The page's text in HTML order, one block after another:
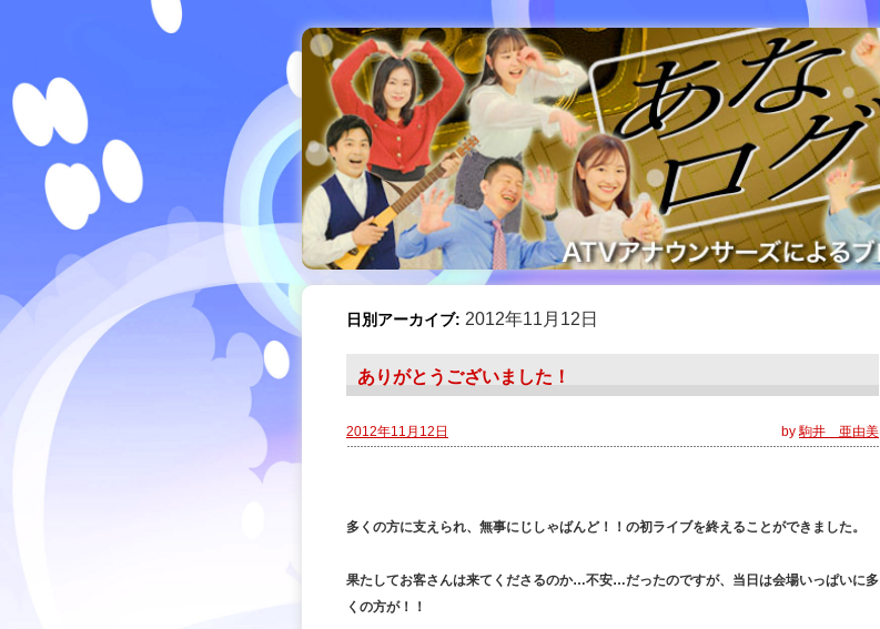
日別アーカイブ: 2012年11月12日
ありがとうございました！
2012年11月12日 by駒井 亜由美
多くの方に支えられ、無事にじしゃばんど！！の初ライブを終えることができました。
果たしてお客さんは来てくださるのか…不安…だったのですが、当日は会場いっぱいに多
くの方が！！